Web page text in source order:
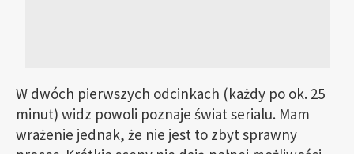
W dwóch pierwszych odcinkach (każdy po ok. 25
minut) widz powoli poznaje świat serialu. Mam
wrażenie jednak, że nie jest to zbyt sprawny